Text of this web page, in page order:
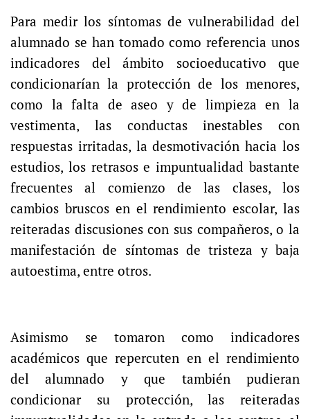
Para medir los síntomas de vulnerabilidad del
alumnado se han tomado como referencia unos
indicadores del ámbito socioeducativo que
condicionarían la protección de los menores,
como la falta de aseo y de limpieza en la
vestimenta, las conductas inestables con
respuestas irritadas, la desmotivación hacia los
estudios, los retrasos e impuntualidad bastante
frecuentes al comienzo de las clases, los
cambios bruscos en el rendimiento escolar, las
reiteradas discusiones con sus compañeros, o la
manifestación de síntomas de tristeza y baja
autoestima, entre otros.
Asimismo se tomaron como indicadores
académicos que repercuten en el rendimiento
del alumnado y que también pudieran
condicionar su protección, las reiteradas